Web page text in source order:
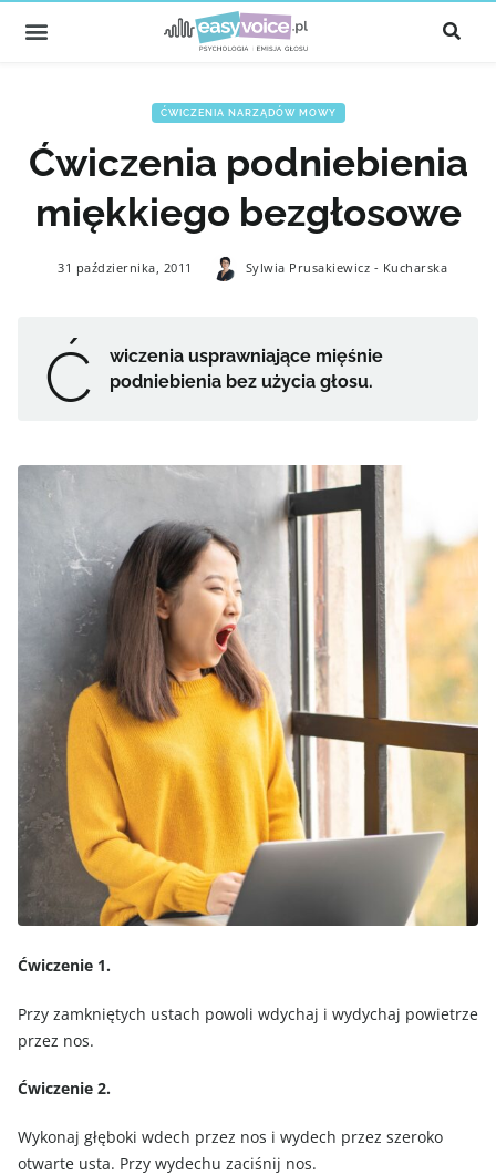
ĆWICZENIA NARZĄDÓW MOWY
Ćwiczenia podniebienia
miękkiego bezgłosowe
31 października, 2011 Sylwia Prusakiewicz - Kucharska
Ć
wiczenia usprawniające mięśnie
podniebienia bez użycia głosu.
Ćwiczenie 1.
Przy zamkniętych ustach powoli wdychaj i wydychaj powietrze
przez nos.
Ćwiczenie 2.
Wykonaj głęboki wdech przez nos i wydech przez szeroko
otwarte usta. Przy wydechu zaciśnij nos.